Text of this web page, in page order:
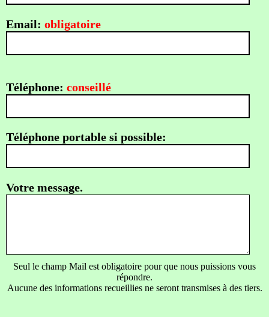
Email:obligatoire
Téléphone:conseillé
Téléphone portable si possible:
Votre message.
Seul le champ Mail est obligatoire pour que nous puissions vous
répondre.
Aucune des informations recueillies ne seront transmises à des tiers.